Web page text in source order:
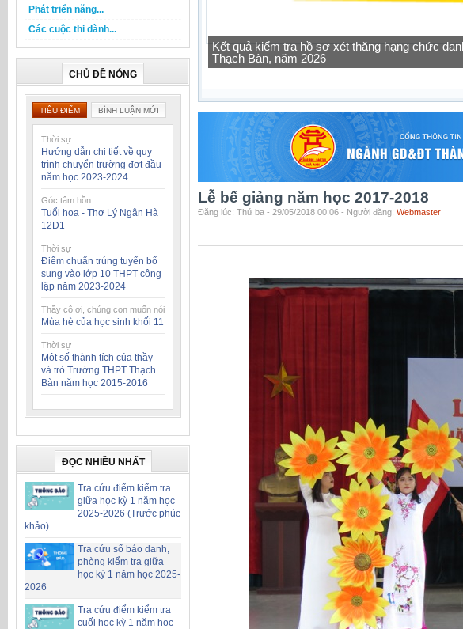
Phát triển năng...
Các cuộc thi dành...
CHỦ ĐỀ NÓNG
TIÊU ĐIỂM BÌNH LUẬN MỚI
Thời sự
Hướng dẫn chi tiết về quy
trình chuyển trường đợt đầu
năm học 2023-2024
Góc tâm hồn
Tuổi hoa - Thơ Lý Ngân Hà
12D1
Thời sự
Điểm chuẩn trúng tuyển bổ
sung vào lớp 10 THPT công
lập năm 2023-2024
Thầy cô ơi, chúng con muốn nói
Mùa hè của học sinh khối 11
Thời sự
Một số thành tích của thầy
và trò Trường THPT Thạch
Bàn năm học 2015-2016
ĐỌC NHIỀU NHẤT
Tra cứu điểm kiểm tra
giữa học kỳ 1 năm học
2025-2026 (Trước phúc
khảo)
Tra cứu số báo danh,
phòng kiểm tra giữa
học kỳ 1 năm học 2025-
2026
Tra cứu điểm kiểm tra
cuối học kỳ 1 năm học
Tra cứu thông tin lớp học của học sinh vào lớp
Lễ bế giảng năm học 2017-2018
Đăng lúc: Thứ ba - 29/05/2018 00:06 - Người đăng: Webmaster